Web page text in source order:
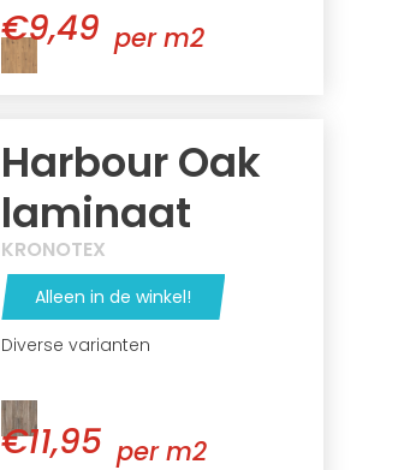
€9,49 per m2
Harbour Oak
laminaat
KRONOTEX
Alleen in de winkel!
Diverse varianten
€11,95 per m2